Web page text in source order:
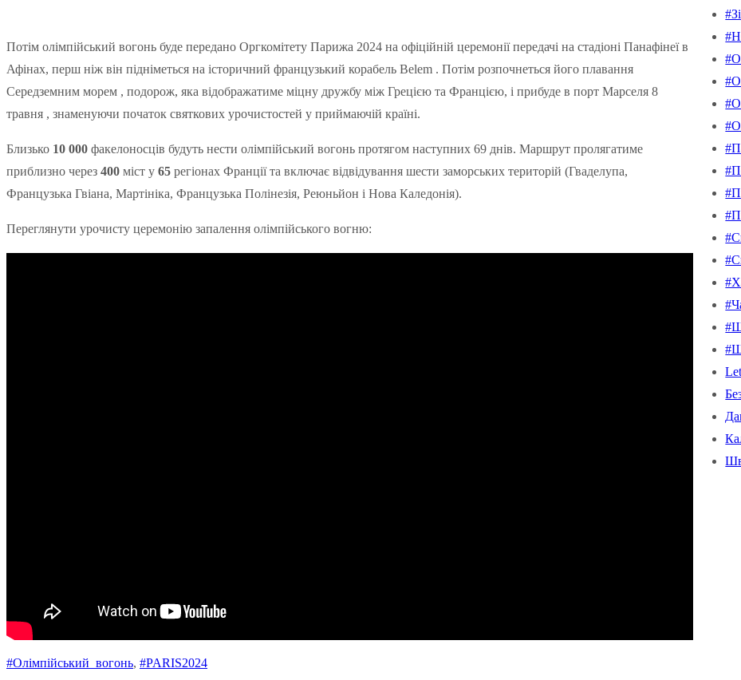
Потім олімпійський вогонь буде передано Оргкомітету Парижа 2024 на офіційній церемонії передачі на стадіоні Панафінеї в
Афінах, перш ніж він підніметься на історичний французький корабель Belem . Потім розпочнеться його плавання
Середземним морем , подорож, яка відображатиме міцну дружбу між Грецією та Францією, і прибуде в порт Марселя 8
травня , знаменуючи початок святкових урочистостей у приймаючій країні.
Близько 10 000 факелоносців будуть нести олімпійський вогонь протягом наступних 69 днів. Маршрут пролягатиме
приблизно через 400 міст у 65 регіонах Франції та включає відвідування шести заморських територій (Гваделупа,
Французька Гвіана, Мартініка, Французька Полінезія, Реюньйон і Нова Каледонія).
Переглянути урочисту церемонію запалення олімпійського вогню:
#Oлімпійський_вогонь, #PARIS2024